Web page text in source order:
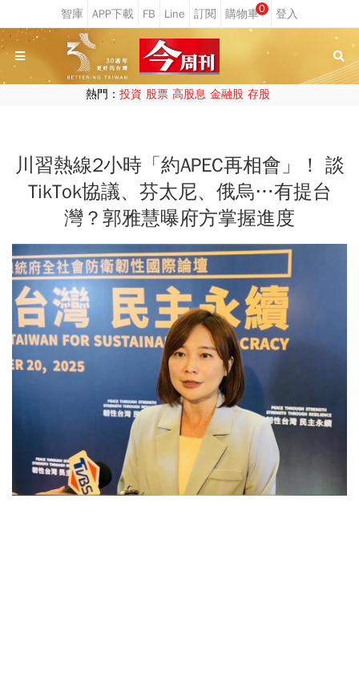
0
熱門： 投資 股票 高股息 金融股 存股
川習熱線2小時「約APEC再相會」！ 談
TikTok協議、芬太尼、俄烏…有提台
灣？郭雅慧曝府方掌握進度